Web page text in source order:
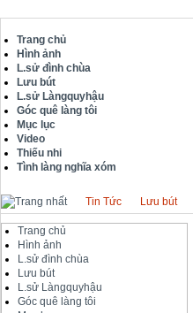
Trang chủ
Hình ảnh
L.sử đình chùa
Lưu bút
L.sử Làngquyhậu
Góc quê làng tôi
Mục lục
Video
Thiếu nhi
Tình làng nghĩa xóm
Tin Tức Lưu bút
Trang chủ
Hình ảnh
L.sử đình chùa
Lưu bút
L.sử Làngquyhậu
Góc quê làng tôi